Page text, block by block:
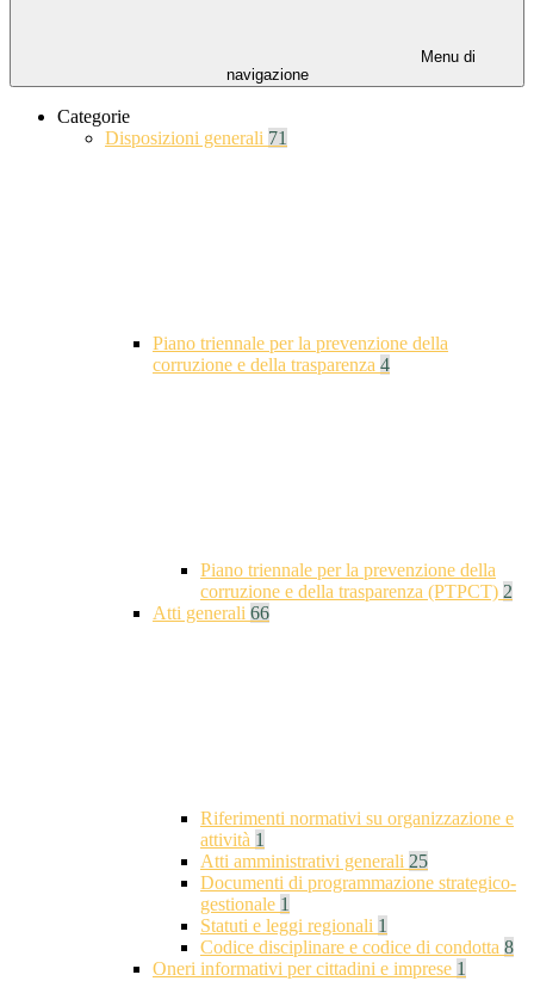
Menu di
navigazione
Categorie
Disposizioni generali 71
Piano triennale per la prevenzione della
corruzione e della trasparenza 4
Piano triennale per la prevenzione della
corruzione e della trasparenza (PTPCT) 2
Atti generali 66
Riferimenti normativi su organizzazione e
attività 1
Atti amministrativi generali 25
Documenti di programmazione strategico-
gestionale 1
Statuti e leggi regionali 1
Codice disciplinare e codice di condotta 8
Oneri informativi per cittadini e imprese 1